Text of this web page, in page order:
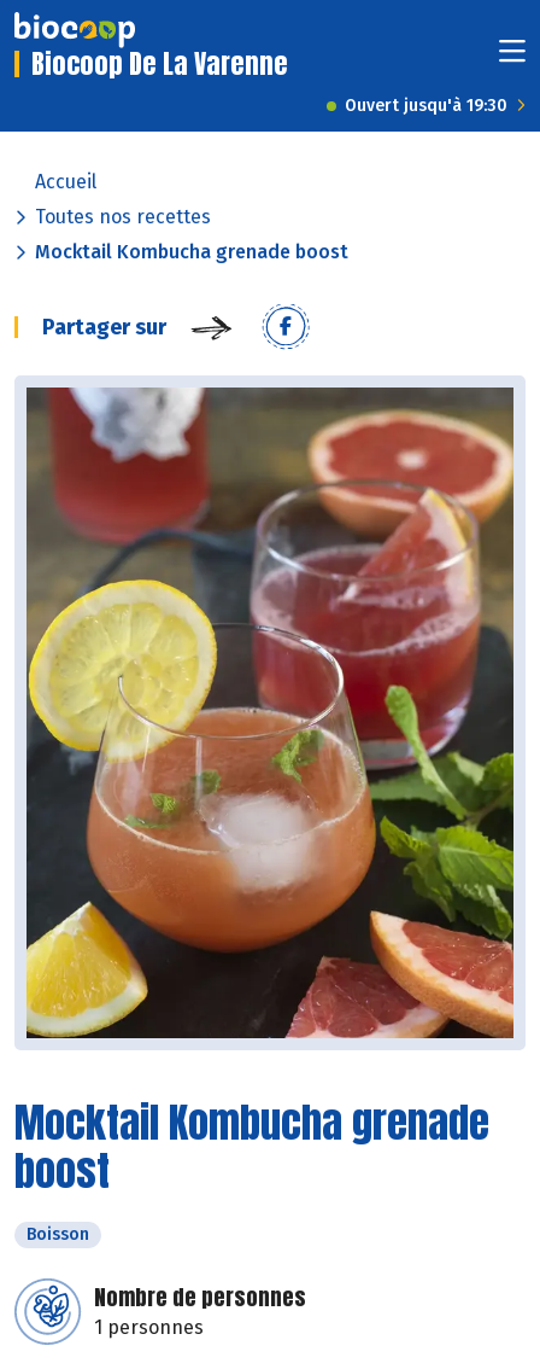
Biocoop De La Varenne
Ouvert jusqu'à 19:30
Accueil
Toutes nos recettes
Mocktail Kombucha grenade boost
Partager sur
Mocktail Kombucha grenade
boost
Boisson
Nombre de personnes
1 personnes